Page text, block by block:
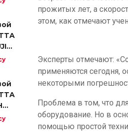
прожитых лет, а
этом, как отмечают
Эксперты отмечают:
применяются сегодня,
некоторыми
Проблема в том, что
оборудование. Но в
помощью простой